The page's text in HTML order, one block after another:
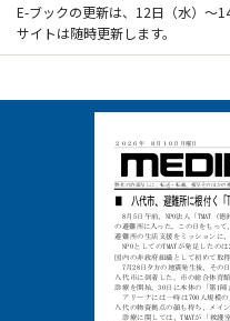
E-ブックの更新は、12日（水）～
サイトは随時更新します。